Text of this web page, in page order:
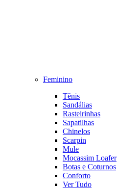
Feminino
Tênis
Sandálias
Rasteirinhas
Sapatilhas
Chinelos
Scarpin
Mule
Mocassim Loafer
Botas e Coturnos
Conforto
Ver Tudo